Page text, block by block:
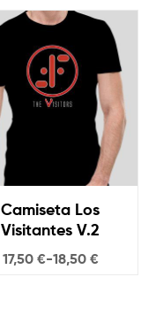
Camiseta Los
Visitantes V.2
17,50 €-18,50 €